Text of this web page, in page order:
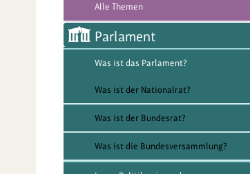
Alle Themen
Parlament
Was ist das Parlament?
Was ist der Nationalrat?
Was ist der Bundesrat?
Was ist die Bundesversammlung?